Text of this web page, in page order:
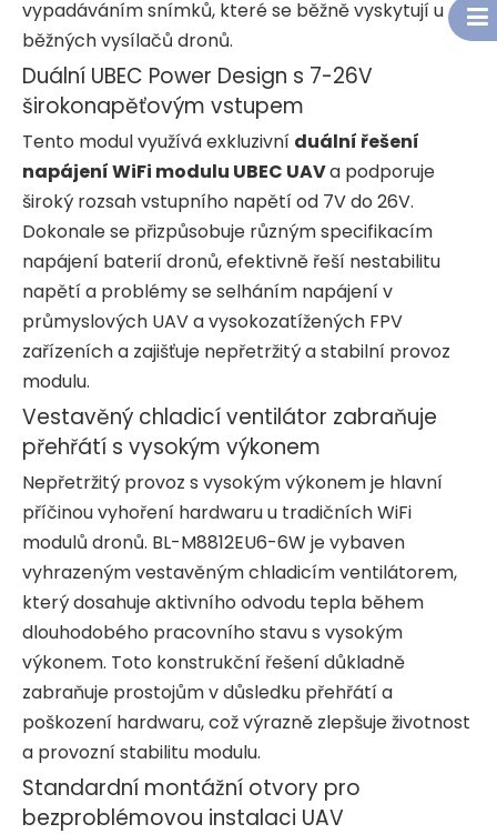
vypadáváním snímků, které se běžně vyskytují u
běžných vysílačů dronů.
Duální UBEC Power Design s 7-26V
širokonapěťovým vstupem
Tento modul využívá exkluzivní duální řešení
napájení WiFi modulu UBEC UAVa podporuje
široký rozsah vstupního napětí od 7V do 26V.
Dokonale se přizpůsobuje různým specifikacím
napájení baterií dronů, efektivně řeší nestabilitu
napětí a problémy se selháním napájení v
průmyslových UAV a vysokozatížených FPV
zařízeních a zajišťuje nepřetržitý a stabilní provoz
modulu.
Vestavěný chladicí ventilátor zabraňuje
přehřátí s vysokým výkonem
Nepřetržitý provoz s vysokým výkonem je hlavní
příčinou vyhoření hardwaru u tradičních WiFi
modulů dronů. BL-M8812EU6-6W je vybaven
vyhrazeným vestavěným chladicím ventilátorem,
který dosahuje aktivního odvodu tepla během
dlouhodobého pracovního stavu s vysokým
výkonem. Toto konstrukční řešení důkladně
zabraňuje prostojům v důsledku přehřátí a
poškození hardwaru, což výrazně zlepšuje životnost
a provozní stabilitu modulu.
Standardní montážní otvory pro
bezproblémovou instalaci UAV